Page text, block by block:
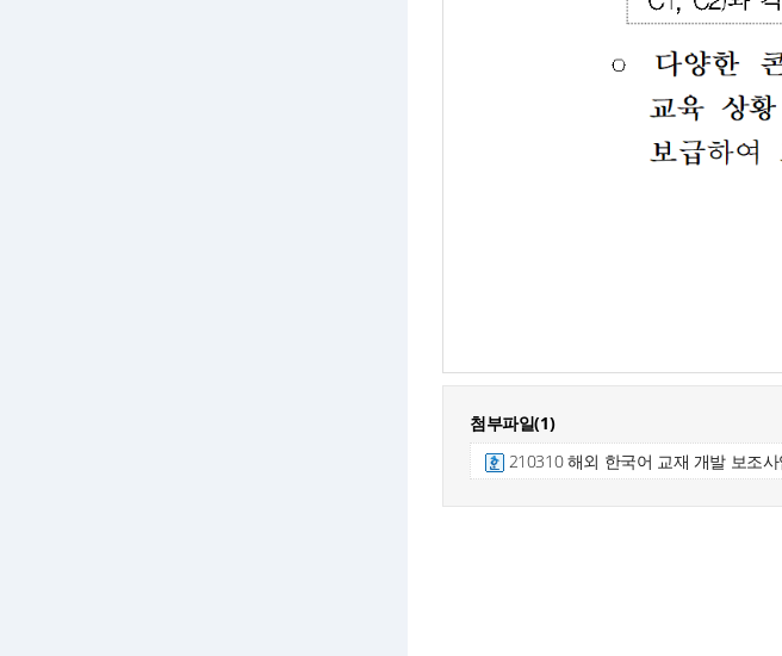
첨부파일(1)
210310 해외 한국어 교재 개발 보조